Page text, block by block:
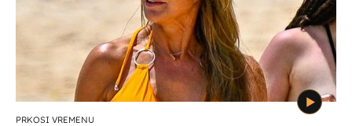
PRKOSI VREMENU